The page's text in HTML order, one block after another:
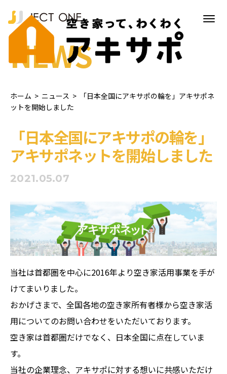
NEWS
ホーム > ニュース >
「日本全国にアキサポの輪を」アキサポネ
ットを開始しました
「日本全国にアキサポの輪を」
アキサポネットを開始しました
2021.05.07
当社は首都圏を中心に2016年より空き家活用事業を手が
けてまいりました。
おかげさまで、全国各地の空き家所有者様から空き家活
用についてのお問い合わせをいただいております。
空き家は首都圏だけでなく、日本全国に点在していま
す。
当社の企業理念、アキサポに対する想いに共感いただけ